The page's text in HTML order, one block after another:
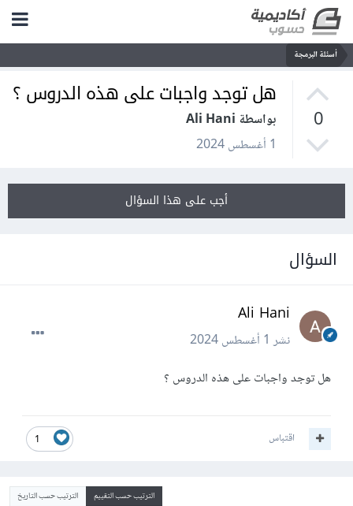
أسئلة البرمجة
0
هل توجد واجبات على هذه الدروس ؟
بواسطة Ali Hani
1 أغسطس 2024
أجب على هذا السؤال
السؤال
Ali Hani
نشر1 أغسطس 2024
هل توجد واجبات على هذه الدروس ؟
1 اقتباس
الترتيب حسب التقييم الترتيب حسب التاريخ